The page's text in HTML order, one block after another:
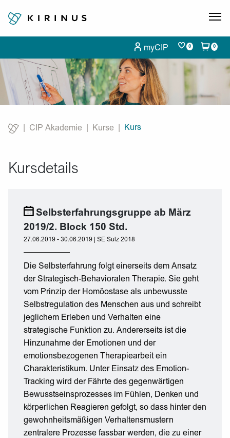
myCIP 0 0
CIP Akademie Kurse
Current:
Kurs
Kursdetails
Selbsterfahrungsgruppe ab März
2019/2. Block 150 Std.
27.06.2019 - 30.06.2019 | SE Sulz 2018
Die Selbsterfahrung folgt einerseits dem Ansatz
der Strategisch-Behavioralen Therapie. Sie geht
vom Prinzip der Homöostase als unbewusste
Selbstregulation des Menschen aus und schreibt
jeglichem Erleben und Verhalten eine
strategische Funktion zu. Andererseits ist die
Hinzunahme der Emotionen und der
emotionsbezogenen Therapiearbeit ein
Charakteristikum. Unter Einsatz des Emotion-
Tracking wird der Fährte des gegenwärtigen
Bewusstseinsprozesses im Fühlen, Denken und
körperlichen Reagieren gefolgt, so dass hinter den
gewohnheitsmäßigen Verhaltensmustern
zentralere Prozesse fassbar werden, die zu einer